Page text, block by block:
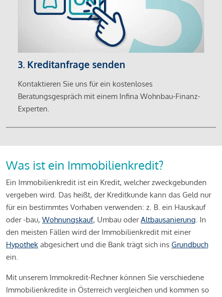
3. Kreditanfrage senden
Kontaktieren Sie uns für ein kostenloses
Beratungsgespräch mit einem Infina Wohnbau-Finanz-
Experten.
Was ist ein Immobilienkredit?
Ein Immobilienkredit ist ein Kredit, welcher zweckgebunden
vergeben wird. Das heißt, der Kreditkunde kann das Geld nur
für ein bestimmtes Vorhaben verwenden: z. B. ein Hauskauf
oder -bau, Wohnungskauf, Umbau oderAltbausanierung. In
den meisten Fällen wird der Immobilienkredit mit einer
Hypothek abgesichert und die Bank trägt sich ins Grundbuch
ein.
Mit unserem Immokredit-Rechner können Sie verschiedene
Immobilienkredite in Österreich vergleichen und kommen so